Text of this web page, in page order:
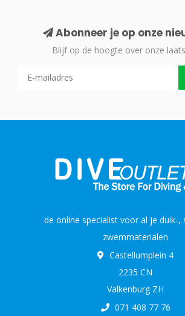
Abonneer je op onze
Blijf op de hoogte over onze
de online specialist voor al je duik-,
zwemmaterialen
Castellumplein 4
2235 CN
Valkenburg ZH
071 408 77 76